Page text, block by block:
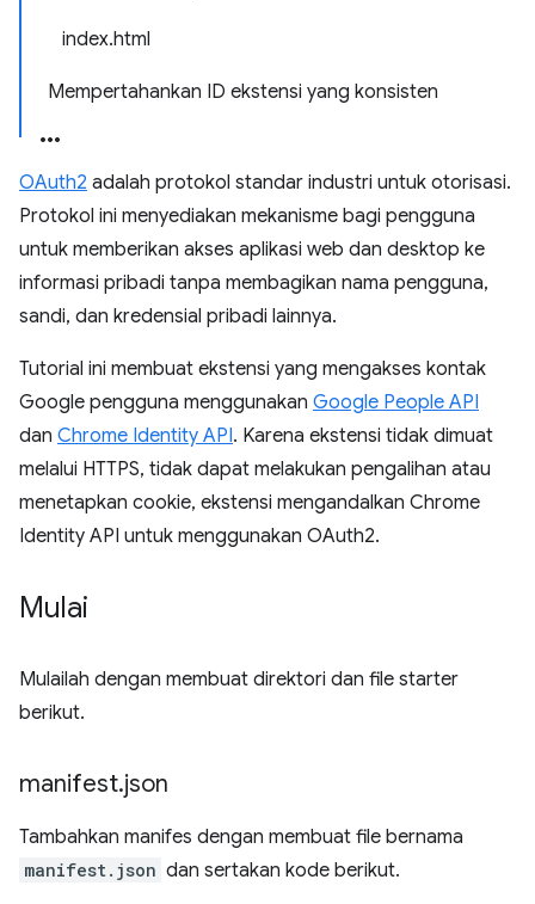
index.html
Mempertahankan ID ekstensi yang konsisten
OAuth2 adalah protokol standar industri untuk otorisasi.
Protokol ini menyediakan mekanisme bagi pengguna
untuk memberikan akses aplikasi web dan desktop ke
informasi pribadi tanpa membagikan nama pengguna,
sandi, dan kredensial pribadi lainnya.
Tutorial ini membuat ekstensi yang mengakses kontak
Google pengguna menggunakan Google People API
dan Chrome Identity API. Karena ekstensi tidak dimuat
melalui HTTPS, tidak dapat melakukan pengalihan atau
menetapkan cookie, ekstensi mengandalkan Chrome
Identity API untuk menggunakan OAuth2.
Mulai
Mulailah dengan membuat direktori dan file starter
berikut.
manifest.json
Tambahkan manifes dengan membuat file bernama
manifest.json dan sertakan kode berikut.